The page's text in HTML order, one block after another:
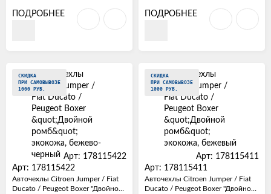
ПОДРОБНЕЕ ПОДРОБНЕЕ
СКИДКА
ПРИ САМОВЫВОЗЕ
1000 РУБ.
Арт: 178115422
Арт: 178115422
Авточехлы Citroen Jumper / Fiat
Ducato / Peugeot Boxer "Двойной
СКИДКА
ПРИ САМОВЫВОЗЕ
1000 РУБ.
Арт: 178115411
Арт: 178115411
Авточехлы Citroen Jumper / Fiat
Ducato / Peugeot Boxer "Двойной